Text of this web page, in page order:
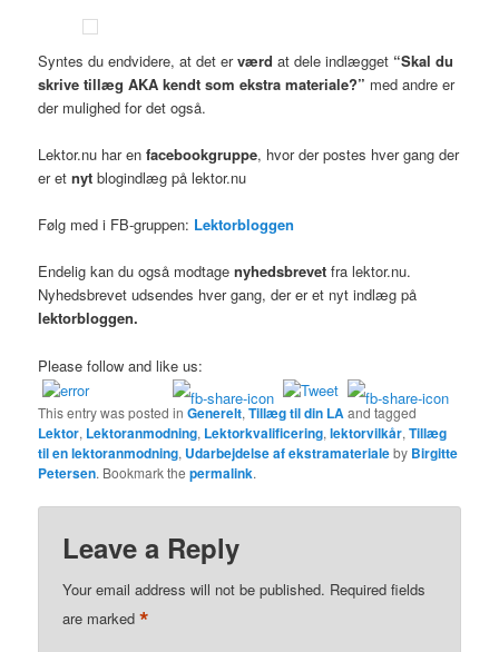
Syntes du endvidere, at det erværdat dele indlægget “Skal du
skrive tillæg AKA kendt som ekstra materiale?” med andre er
der mulighed for det også.
Lektor.nu har enfacebookgruppe, hvor der postes hver gang der
er etnyt blogindlæg på lektor.nu
Følg med i FB-gruppen: Lektorbloggen
Endelig kan du også modtagenyhedsbrevet fra lektor.nu.
Nyhedsbrevet udsendes hver gang, der er et nyt indlæg på
lektorbloggen.
Please follow and like us:
This entry was posted inGenerelt,Tillæg til din LAand tagged
Lektor, Lektoranmodning, Lektorkvalificering,lektorvilkår,Tillæg
til en lektoranmodning, Udarbejdelse af ekstramaterialeby Birgitte
Petersen. Bookmark thepermalink.
Leave a Reply
Your email address will not be published. Required fields
are marked*